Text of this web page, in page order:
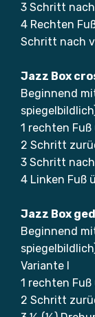
3 Schritt
4 Rechten
Schritt nach
Jazz Box
Beginnend
1 rechten
2 Schritt
3 Schritt
4 Linken Fuß
Jazz Box
Beginnend
Variante I
1 rechten
2 Schritt